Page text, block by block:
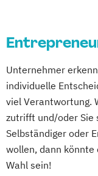
Unternehmer
individuelle
viel Verantwortung.
zutrifft und/oder Sie
Selbständiger oder
wollen, dann könnte
Wahl sein!